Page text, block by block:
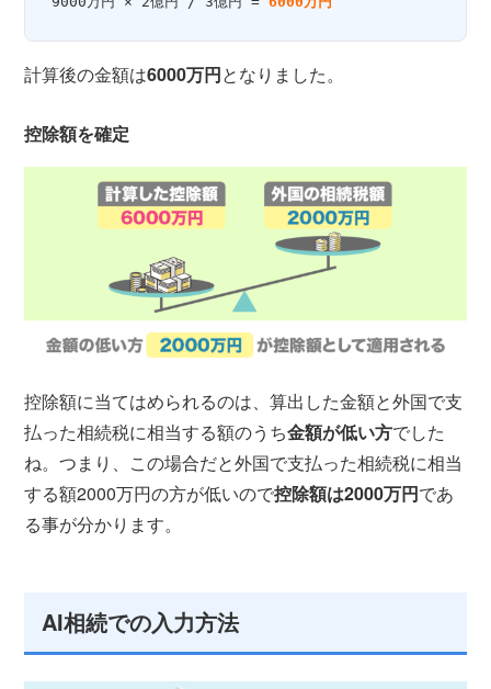
計算後の金額は6000万円となりました。
控除額を確定
控除額に当てはめられるのは、算出した金額と外国で支
払った相続税に相当する額のうち金額が低い方でした
ね。つまり、この場合だと外国で支払った相続税に相当
する額2000万円の方が低いので控除額は2000万円であ
る事が分かります。
AI相続での入力方法